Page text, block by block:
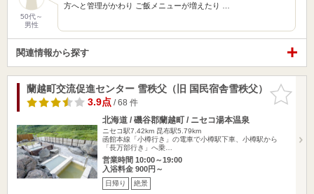
50代～
男性
方へと管理がかわり ご飯メニューが増えたり …
関連情報から探す
お気に入
りに追加
蘭越町交流促進センター 雪秩父（旧 国民宿舎雪秩父）
3.9点/ 68 件
北海道 / 磯谷郡蘭越町 / ニセコ湯本温泉
ニセコ駅7.42km 昆布駅5.79km
函館本線「小樽行き」の電車で小樽駅下車、小樽駅から
「長万部行き」へ乗…
営業時間 10:00～19:00
入浴料金 900円～
日帰り 絶景